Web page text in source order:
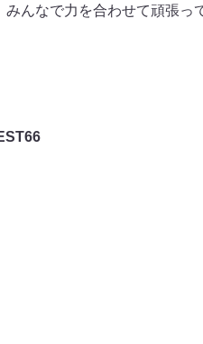
んなで力を合わせて頑張っ